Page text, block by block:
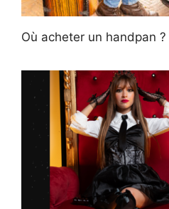
Où acheter un handpan ?